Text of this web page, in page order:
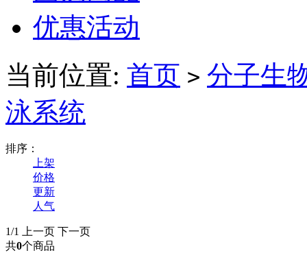
优惠活动
当前位置: 首页 > 分子生
泳系统
排序：
上架
价格
更新
人气
1/1 上一页 下一页
共0个商品